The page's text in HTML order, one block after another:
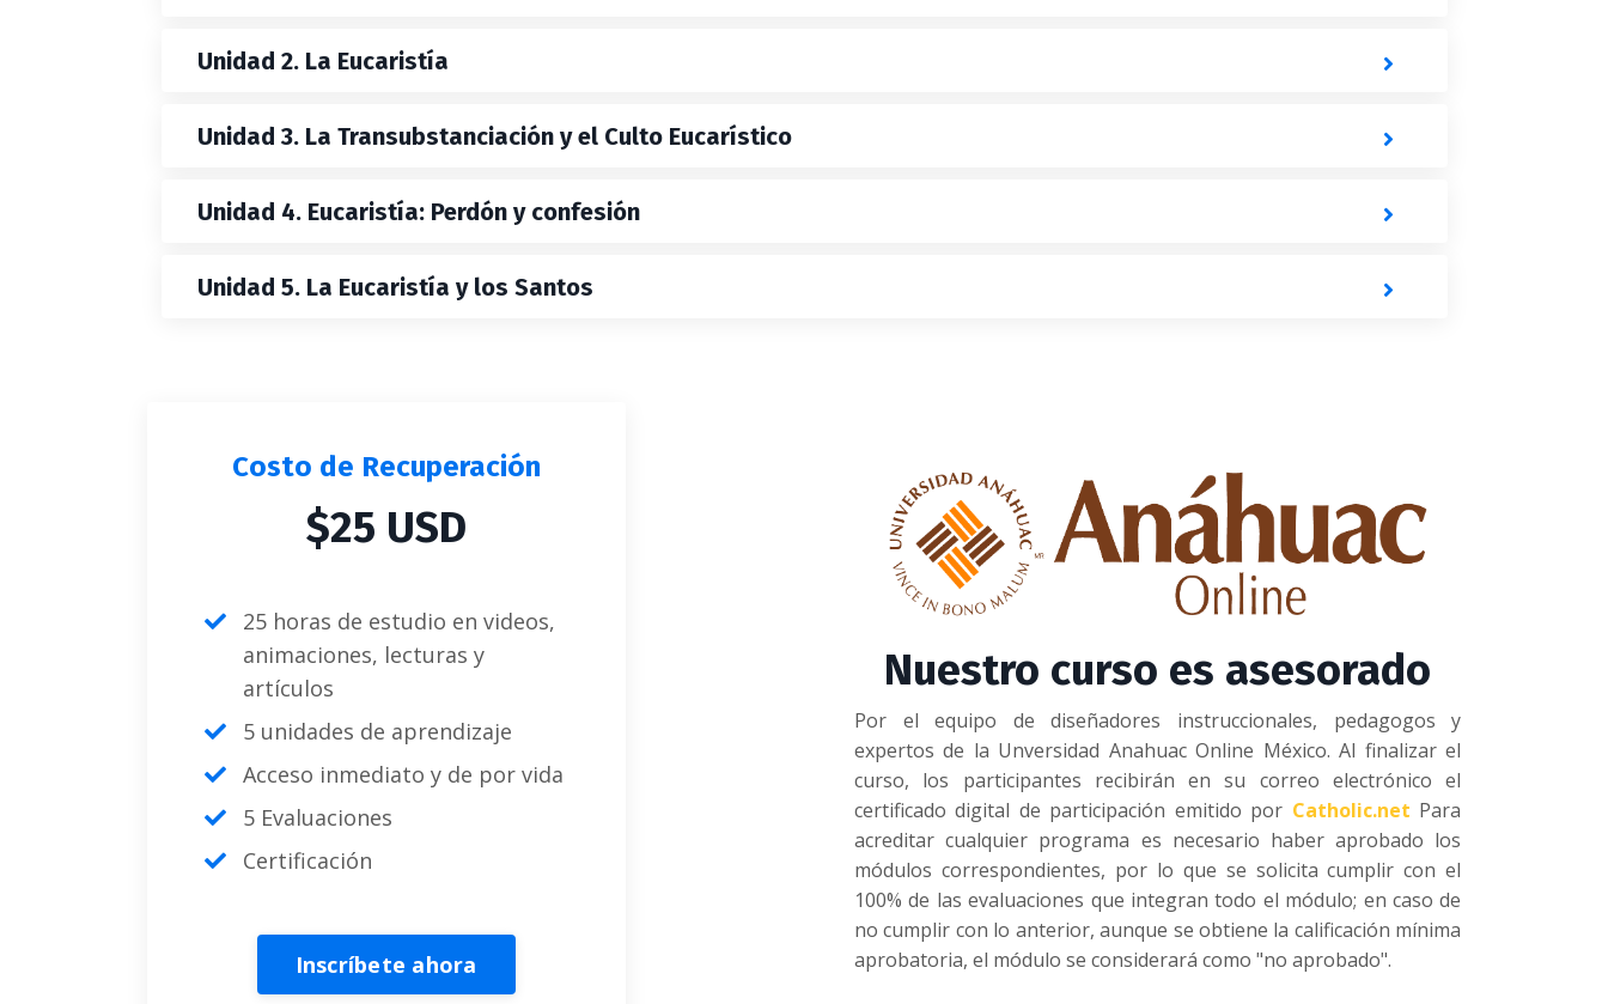
Unidad 2. La Eucaristía
Unidad 3. La Transubstanciación y el Culto Eucarístico
Unidad 4. Eucaristía: Perdón y confesión
Unidad 5. La Eucaristía y los Santos
Costo de Recuperación
$25 USD
25 horas de estudio en videos,
animaciones, lecturas y
artículos
5 unidades de aprendizaje
Acceso inmediato y de por vida
5 Evaluaciones
Certificación
Inscríbete ahora
Nuestro curso es asesorado
Por el equipo de diseñadores instruccionales, pedagogos y
expertos de la Unversidad Anahuac Online México. Al finalizar el
curso, los participantes recibirán en su correo electrónico el
certificado digital de participación emitido por Catholic.net Para
acreditar cualquier programa es necesario haber aprobado los
módulos correspondientes, por lo que se solicita cumplir con el
100% de las evaluaciones que integran todo el módulo; en caso de
no cumplir con lo anterior, aunque se obtiene la calificación mínima
aprobatoria, el módulo se considerará como "no aprobado".